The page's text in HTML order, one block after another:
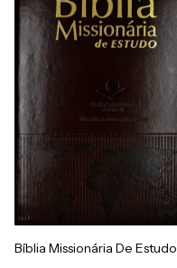
Bíblia Missionária De Estudo